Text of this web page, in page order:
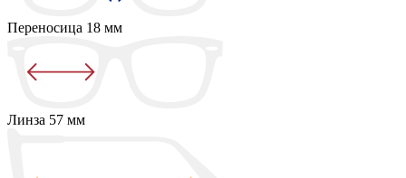
Переносица 18 мм
Линза 57 мм